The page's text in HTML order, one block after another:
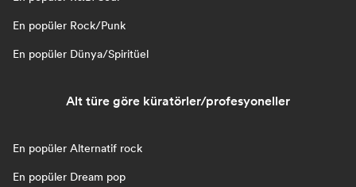
En popüler Rock/Punk
En popüler Dünya/Spiritüel
Alt türe göre küratörler/profesyoneller
En popüler Alternatif rock
En popüler Dream pop